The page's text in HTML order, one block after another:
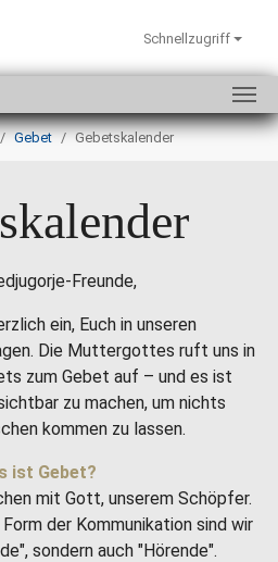
Schnellzugriff
Gebet Gebetskalender
Freunde,
ein, Euch in unseren
Die Muttergottes ruft uns in
zum Gebet auf – und es ist
zu machen, um nichts
kommen zu lassen.
ist Gebet?
mit Gott, unserem Schöpfer.
der Kommunikation sind wir
sondern auch "Hörende".